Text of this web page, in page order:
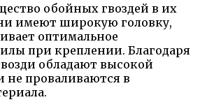
обойных гвоздей в их
имеют широкую головку,
оптимальное
при креплении. Благодаря
обладают высокой
не проваливаются в